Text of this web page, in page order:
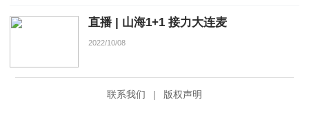
直播 | 山海1+1 接力大连麦
2022/10/08
联系我们 | 版权声明